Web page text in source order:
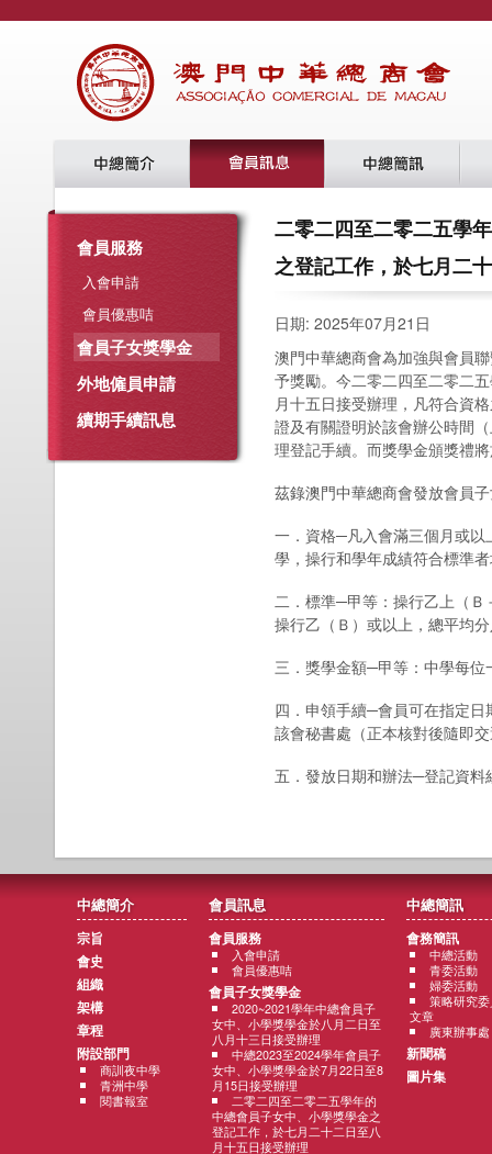
會員服務
入會申請
會員優惠咭
會員子女獎學金
外地僱員申請
續期手續訊息
二零二四至二零二五學
之登記工作，於七月二
日期: 2025年07月21日
澳門中華總商會為加強與會員
予獎勵。今二零二四至二零二
月十五日接受辦理，凡符合資
證及有關證明於該會辦公時間
理登記手續。而獎學金頒獎禮
茲錄澳門中華總商會發放會員
一．資格─凡入會滿三個月或
學，操行和學年成績符合標準
二．標準─甲等：操行乙上（
操行乙（Ｂ）或以上，總平均
三．獎學金額─甲等：中學每
四．申領手續─會員可在指定
該會秘書處（正本核對後隨即
五．發放日期和辦法─登記資
中總簡介
宗旨
會史
組織
架構
章程
附設部門
商訓夜中學
青洲中學
閱書報室
會員訊息
會員服務
入會申請
會員優惠咭
會員子女獎學金
2020~2021學年中總會員子
女中、小學獎學金於八月二日至
八月十三日接受辦理
中總2023至2024學年會員子
女中、小學獎學金於7月22日至8
月15日接受辦理
二零二四至二零二五學年的
中總會員子女中、小學獎學金之
登記工作，於七月二十二日至八
月十五日接受辦理
中總簡訊
會務簡訊
中總活動
青委活動
婦委活動
策略研究
文章
廣東辦事處
新聞稿
圖片集